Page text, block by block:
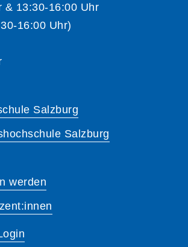
& 13:30-16:00 Uhr
16:00 Uhr)
Salzburg
Salzburg
werden